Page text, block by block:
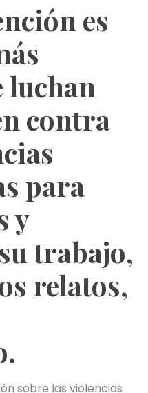
es
luchan
contra
para
y
trabajo,
relatos,
sobre las violencias